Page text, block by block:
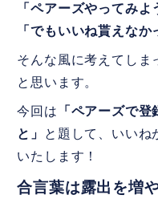
「ペアーズやってみ
「でもいいね貰えなか
そんな風に考えてしま
と思います。
今回は
「ペアーズで
と」
と題して、いいね
いたします！
合言葉は露出を増